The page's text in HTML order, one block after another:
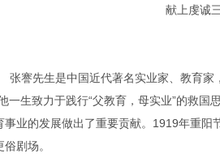
献上虔诚
生是中国近代著名实业家、教育家，被
一生致力于践行“父教育，母实业”的救
事业的发展做出了重要贡献。1919年重
剧场。